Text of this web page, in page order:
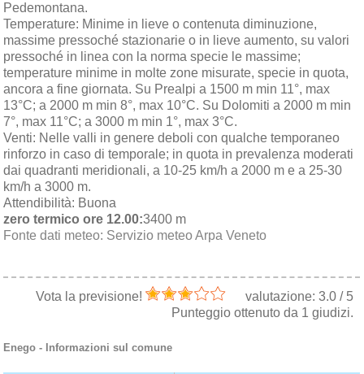
Pedemontana.
Temperature: Minime in lieve o contenuta diminuzione,
massime pressoché stazionarie o in lieve aumento, su valori
pressoché in linea con la norma specie le massime;
temperature minime in molte zone misurate, specie in quota,
ancora a fine giornata. Su Prealpi a 1500 m min 11°, max
13°C; a 2000 m min 8°, max 10°C. Su Dolomiti a 2000 m min
7°, max 11°C; a 3000 m min 1°, max 3°C.
Venti: Nelle valli in genere deboli con qualche temporaneo
rinforzo in caso di temporale; in quota in prevalenza moderati
dai quadranti meridionali, a 10-25 km/h a 2000 m e a 25-30
km/h a 3000 m.
Attendibilità: Buona
zero termico ore 12.00:3400 m
Fonte dati meteo: Servizio meteo Arpa Veneto
Vota la previsione! valutazione: 3.0/ 5
Punteggio ottenuto da 1 giudizi.
Enego - Informazioni sul comune